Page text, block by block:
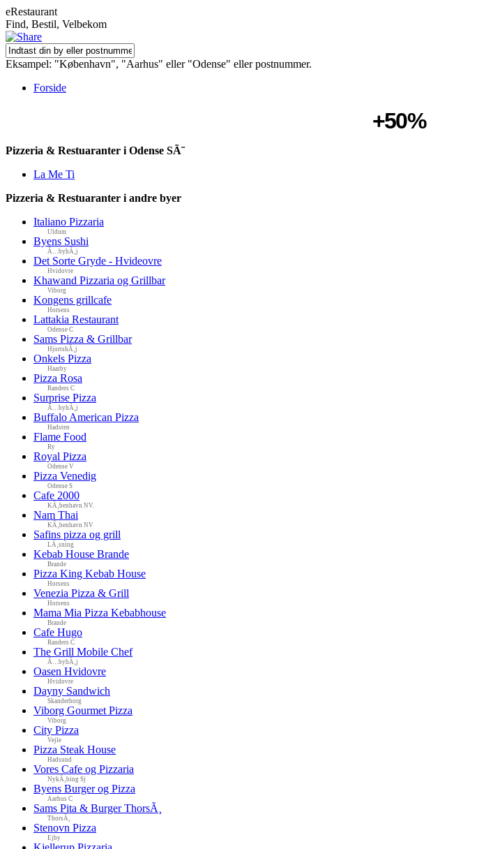
eRestaurant
Find, Bestil, Velbekom
Eksampel: "København", "Aarhus" eller "Odense" eller postnummer.
Forside
+50%
Pizzeria & Restuaranter i Odense SÃ˜
La Me Ti
Pizzeria & Restuaranter i andre byer
Italiano Pizzaria
Uldum
Byens Sushi
Ã…byhÃ¸j
Det Sorte Gryde - Hvideovre
Hvidovre
Khawand Pizzaria og Grillbar
Viborg
Kongens grillcafe
Horsens
Lattakia Restaurant
Odense C
Sams Pizza & Grillbar
HjortshÃ¸j
Onkels Pizza
Haarby
Pizza Rosa
Randers C
Surprise Pizza
Ã…byhÃ¸j
Buffalo American Pizza
Hadsten
Flame Food
Ry
Royal Pizza
Odense V
Pizza Venedig
Odense S
Cafe 2000
KÃ¸benhavn NV.
Nam Thai
KÃ¸benhavn NV
Safins pizza og grill
LÃ¸sning
Kebab House Brande
Brande
Pizza King Kebab House
Horsens
Venezia Pizza & Grill
Horsens
Mama Mia Pizza Kebabhouse
Brande
Cafe Hugo
Randers C
The Grill Mobile Chef
Ã…byhÃ¸j
Oasen Hvidovre
Hvidovre
Dayny Sandwich
Skanderborg
Viborg Gourmet Pizza
Viborg
City Pizza
Vejle
Pizza Steak House
Hadsund
Vores Cafe og Pizzaria
NykÃ¸bing Sj
Byens Burger og Pizza
Aarhus C
Sams Pita & Burger ThorsÃ¸
ThorsÃ¸
Stenovn Pizza
Ejby